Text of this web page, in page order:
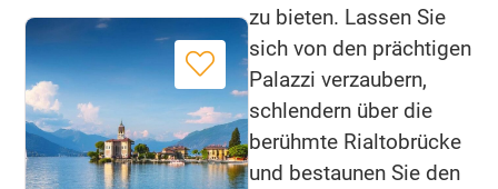
zu bieten. Lassen Sie
sich von den prächtigen
Palazzi verzaubern,
schlendern über die
berühmte Rialtobrücke
und bestaunen Sie den